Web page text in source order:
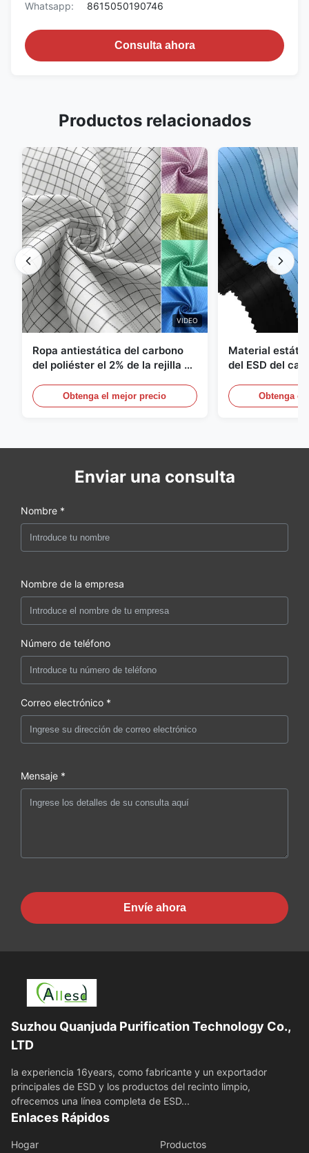
Whatsapp: 8615050190746
Consulta ahora
Productos relacionados
VIDEO
Ropa antiestática del carbono
del poliéster el 2% de la rejilla el
1/2
Obtenga el mejor precio
Material
del ESD del
Obtenga el
Enviar una consulta
Nombre *
Nombre de la empresa
Número de teléfono
Correo electrónico *
Mensaje *
Envíe ahora
Suzhou Quanjuda Purification Technology Co.,
LTD
la experiencia 16years, como fabricante y un exportador
principales de ESD y los productos del recinto limpio,
ofrecemos una línea completa de ESD...
Enlaces Rápidos
Hogar
Productos